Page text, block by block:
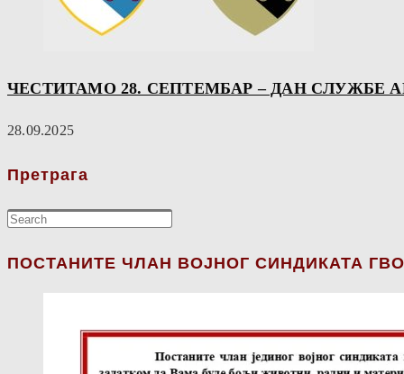
ЧЕСТИТАМО 28. СЕПТЕМБАР – ДАН СЛУЖБЕ
28.09.2025
Претрага
ПОСТАНИТЕ ЧЛАН ВОЈНОГ СИНДИКАТА